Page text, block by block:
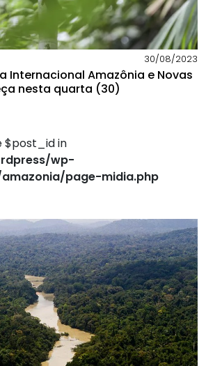
30/08/2023
Internacional Amazônia e Novas
nesta quarta (30)
$post_id in
wp-
page-midia.php